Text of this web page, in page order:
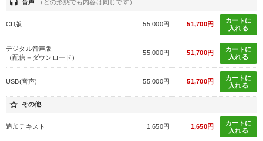
headset 音声 （どの形態でも内容は同じです）
CD版 55,000円 51,700円
カートに
入れる
デジタル音声版
（配信＋ダウンロード）
55,000円 51,700円
カートに
入れる
USB(音声) 55,000円 51,700円
カートに
入れる
star_border その他
追加テキスト 1,650円 1,650円
カートに
入れる